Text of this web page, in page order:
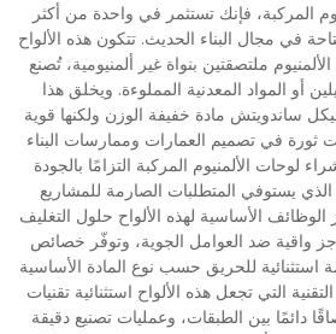
المركبة، فإنك تستثمر في واحدة من أكثر
في مجال البناء الحديث. تتكون هذه الألواح
ملتصقتين بنواة غير ألمنيومية، تُصنع
أو المواد المعدنية المملوءة. ويخلق هذا
ساندويتش مادة خفيفة الوزن ولكنها قوية
ثورة في تصميم العمارات وممارسات البناء
لوحات الألمنيوم المركبة التزامًا بالجودة
الذي يستوفي المتطلبات الصارمة للمشاريع
الوظائف الأساسية لهذه الألواح حلول التغليف
واقية ضد العوامل الجوية، وتوفّر خصائص
استثنائية للحريق حسب نوع المادة الأساسية
التي تجعل هذه الألواح استثنائية تقنيات
دائمًا بين الطبقات، وعمليات تصنيع دقيقة